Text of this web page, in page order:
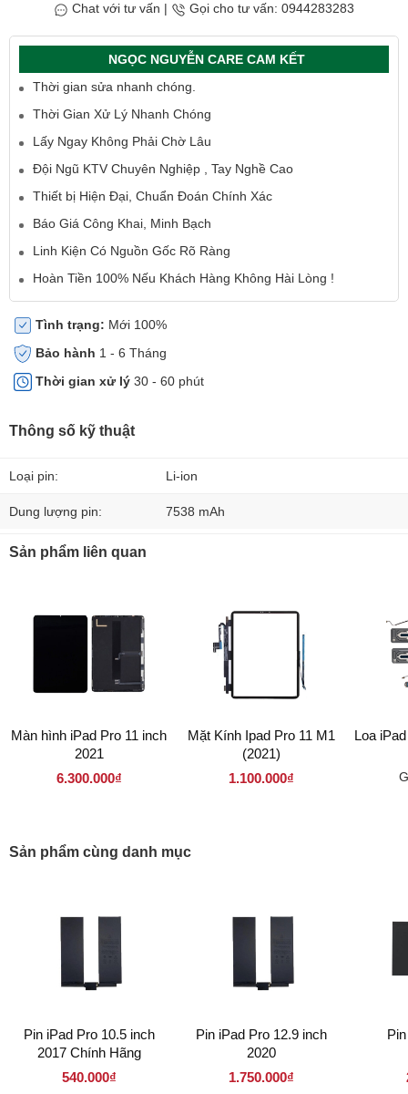
Chat với tư vấn | Gọi cho tư vấn: 0944283283
NGỌC NGUYỄN CARE CAM KẾT
Thời gian sửa nhanh chóng.
Thời Gian Xử Lý Nhanh Chóng
Lấy Ngay Không Phải Chờ Lâu
Đội Ngũ KTV Chuyên Nghiệp , Tay Nghề Cao
Thiết bị Hiện Đại, Chuẩn Đoán Chính Xác
Báo Giá Công Khai, Minh Bạch
Linh Kiện Có Nguồn Gốc Rõ Ràng
Hoàn Tiền 100% Nếu Khách Hàng Không Hài Lòng !
Tình trạng: Mới 100%
Bảo hành 1 - 6 Tháng
Thời gian xử lý 30 - 60 phút
Thông số kỹ thuật
Loại pin: Li-ion
Dung lượng pin: 7538 mAh
Sản phẩm liên quan
Màn hình iPad Pro 11 inch
2021
6.300.000₫
Mặt Kính Ipad Pro 11 M1
(2021)
1.100.000₫
Loa
Sản phẩm cùng danh mục
Pin iPad Pro 10.5 inch
2017 Chính Hãng
540.000₫
Pin iPad Pro 12.9 inch
2020
1.750.000₫